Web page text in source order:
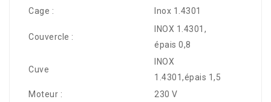
Cage : Inox 1.4301
Couvercle :
INOX 1.4301,
épais 0,8
Cuve
INOX
1.4301,épais 1,5
Moteur :
230 V